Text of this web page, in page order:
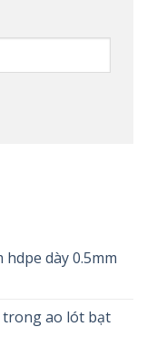
dày 0.5mm
ao lót bạt